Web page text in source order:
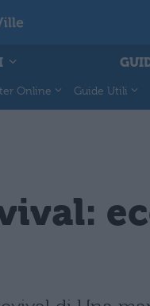
Online Guide Utili